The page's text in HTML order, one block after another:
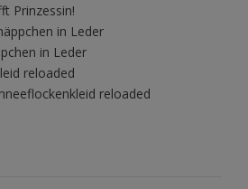
Prinzessin!
in Leder
in Leder
reloaded
reloaded